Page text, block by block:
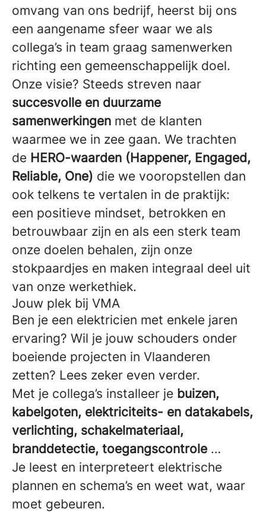
omvang van ons bedrijf, heerst bij ons
een aangename sfeer waar we als
collega’s in team graag samenwerken
richting een gemeenschappelijk doel.
Onze visie? Steeds streven naar
succesvolle en duurzame
samenwerkingen met de klanten
waarmee we in zee gaan. We trachten
de HERO-waarden (Happener, Engaged,
Reliable, One) die we vooropstellen dan
ook telkens te vertalen in de praktijk:
een positieve mindset, betrokken en
betrouwbaar zijn en als een sterk team
onze doelen behalen, zijn onze
stokpaardjes en maken integraal deel uit
van onze werkethiek.
Jouw plek bij VMA
Ben je een elektricien met enkele jaren
ervaring? Wil je jouw schouders onder
boeiende projecten in Vlaanderen
zetten? Lees zeker even verder.
Met je collega’s installeer je buizen,
kabelgoten, elektriciteits- en datakabels,
verlichting, schakelmateriaal,
branddetectie, toegangscontrole …
Je leest en interpreteert elektrische
plannen en schema’s en weet wat, waar
moet gebeuren.